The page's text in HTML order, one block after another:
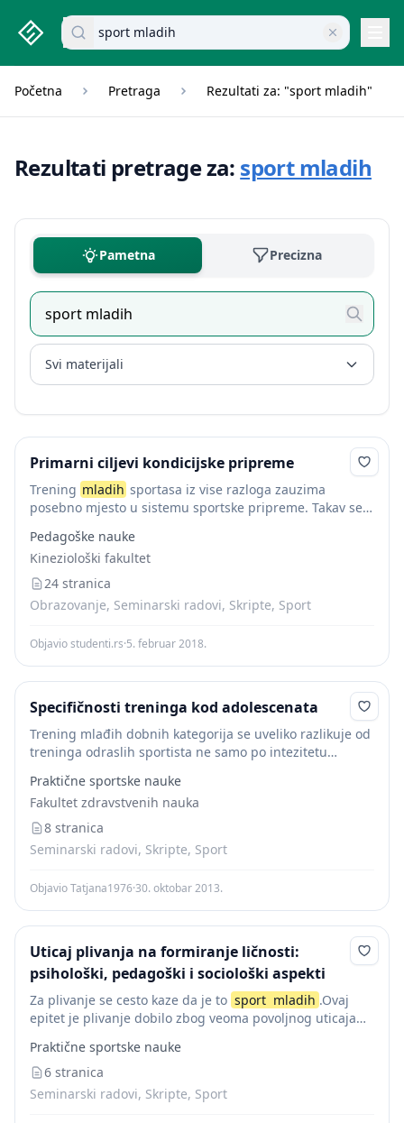
studenti.rs home page
Pretraži dokumente
Početna Pretraga Rezultati za: "sport mladih"
Rezultati pretrage za: sport mladih
Pametna Precizna
Svi materijali
Primarni ciljevi kondicijske pripreme
Trening mladih sportasa iz vise razloga zauzima
posebno mjesto u sistemu sportske pripreme. Takav se
odrasli vrhunski sportaši u istom sportu, ali...
Pedagoške nauke
Kineziološki fakultet
24 stranica
Obrazovanje, Seminarski radovi, Skripte, Sport
Objavio studenti.rs·5. februar 2018.
Specifičnosti treninga kod adolescenata
Trening mlađih dobnih kategorija se uveliko razlikuje od
treninga odraslih sportista ne samo po intezitetu
treninzi adolescenata oponašaju trening vrhunskih
sportista...
Praktične sportske nauke
Fakultet zdravstvenih nauka
8 stranica
Seminarski radovi, Skripte, Sport
Objavio Tatjana1976·30. oktobar 2013.
Uticaj plivanja na formiranje ličnosti:
psihološki, pedagoški i sociološki aspekti
Za plivanje se cesto kaze da je to sport mladih .Ovaj
epitet je plivanje dobilo zbog veoma povoljnog uticaja
im se deca bave...
Praktične sportske nauke
6 stranica
Seminarski radovi, Skripte, Sport